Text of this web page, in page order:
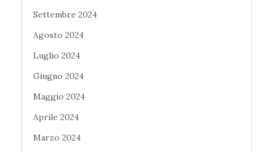
Settembre 2024
Agosto 2024
Luglio 2024
Giugno 2024
Maggio 2024
Aprile 2024
Marzo 2024